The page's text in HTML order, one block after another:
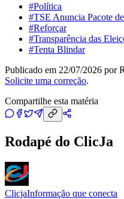
#Política
#TSE Anuncia Pacote
#Reforçar
#Transparência das
#Tenta Blindar
Publicado em 22/07/2026 por
Solicite uma correção.
Compartilhe esta matéria
Rodapé do ClicJa
ClicjaInformação que conecta